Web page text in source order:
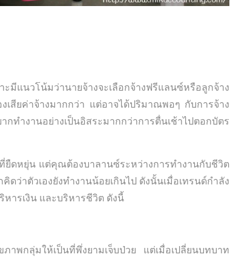
มีแนวโน้มว่านายจ้างจะเลือกจ้างฟรีแลนซ์หรือลูกจ้าง
เสียค่าจ้างมากกว่า แต่อาจได้ปริมาณพอๆ กับการจ้าง
ทำงานอย่างเป็นอิสระมากกว่าการตื่นเช้าไปตอกบัตร
ยืดหยุ่น แต่คุณต้องบาลานซ์ระหว่างการทำงานกับชีวิต
าตัวเองยังทำงานน้อยเกินไป ดังนั้นเมื่อเทรนด์กำลัง
หารเงิน และบริหารชีวิต ดังนี้
พกลุ่มให้เป็นที่พึ่งยามเจ็บป่วย แต่เมื่อเปลี่ยนบทบาท